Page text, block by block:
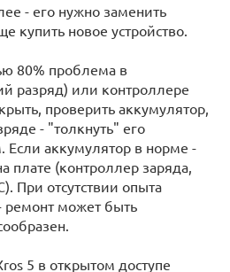
- его нужно заменить
купить новое устройство.
80% проблема в
разряд) или контроллере
проверить аккумулятор,
- "толкнуть" его
аккумулятор в норме -
плате (контроллер заряда,
При отсутствии опыта
ремонт может быть
5 в открытом доступе